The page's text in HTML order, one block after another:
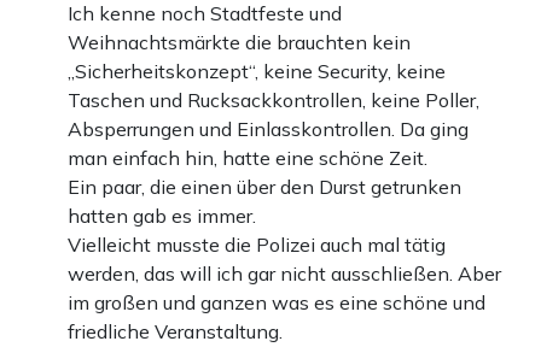
Ich kenne noch Stadtfeste und
Weihnachtsmärkte die brauchten kein
„Sicherheitskonzept“, keine Security, keine
Taschen und Rucksackkontrollen, keine Poller,
Absperrungen und Einlasskontrollen. Da ging
man einfach hin, hatte eine schöne Zeit.
Ein paar, die einen über den Durst getrunken
hatten gab es immer.
Vielleicht musste die Polizei auch mal tätig
werden, das will ich gar nicht ausschließen. Aber
im großen und ganzen was es eine schöne und
friedliche Veranstaltung.